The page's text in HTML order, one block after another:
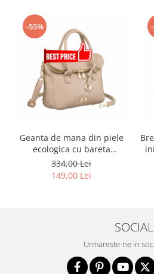
-55%
Geanta de mana din piele
ecologica cu bareta
detasabila - Rovicky PTR-R-
TOR-ALE-8-1087 D.B
334,00 Lei
149,00 Lei
SOCIAL
Urmareste-ne in